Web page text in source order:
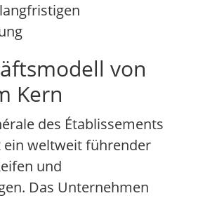
von
Kern
des Établissements
ein weltweit führender
und
Das Unternehmen